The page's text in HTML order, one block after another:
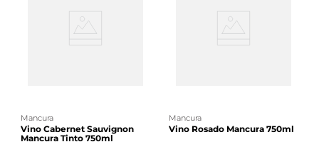
mancura
Vino Cabernet Sauvignon
Mancura Tinto 750ml
mancura
Vino Rosado Mancura 750ml